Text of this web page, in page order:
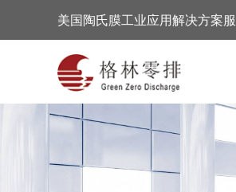
美国陶氏膜工业应用解决方案